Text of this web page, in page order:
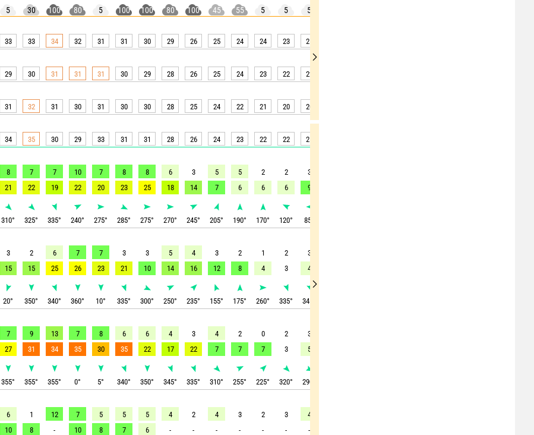
5 30 100 80 5 100 100 80 100 45 55 5 5 5
33 33 34 32 31 31 30 29 26 25 24 24 23 21
29 30 31 31 31 30 29 28 26 25 24 23 22 22
31 32 31 30 31 30 30 28 25 24 22 21 20 20
34 35 30 29 33 31 31 28 26 24 23 22 22 21
8 7 7 10 7 8 8 6 3 5 5 2 2 3
21 22 19 22 20 23 25 18 14 7 6 6 6 9
310° 325° 335° 240° 275° 285° 275° 270° 245° 205° 190° 170° 120° 85
3 2 6 7 7 3 3 5 4 3 2 1 2 3
15 15 25 26 23 21 10 14 16 12 8 4 3 4
20° 350° 340° 360° 10° 335° 300° 250° 235° 155° 175° 260° 335° 345
7 9 13 7 8 6 6 4 3 4 2 0 2 3
27 31 34 35 30 35 22 17 22 7 7 7 3 5
355° 355° 355° 0° 5° 340° 350° 345° 335° 310° 255° 225° 320° 290
6 1 12 7 5 5 5 4 2 4 3 2 3 4
10 8 - 10 8 7 6 - - - - - - -